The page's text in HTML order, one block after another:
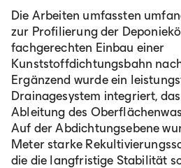
Die Arbeiten umfassten
zur Profilierung der
fachgerechten Einbau einer
Kunststoffdichtungsbahn
Ergänzend wurde ein
Drainagesystem integriert,
Ableitung des
Auf der Abdichtungsebene
Meter starke
die die langfristige Stabilität